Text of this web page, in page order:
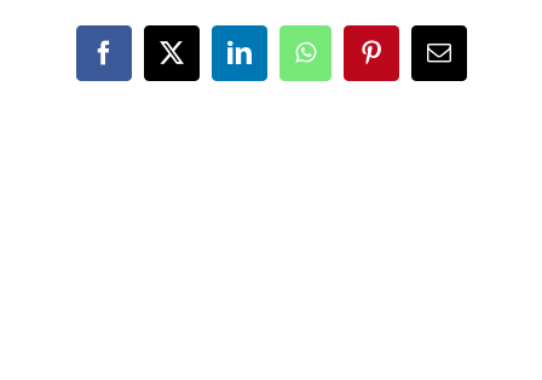
Facebook
X LinkedInWhatsAppPinterestEmail